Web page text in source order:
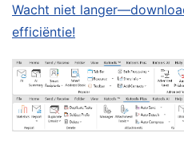
Wacht niet
efficiëntie!